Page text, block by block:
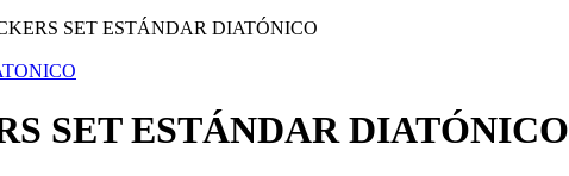
SET ESTÁNDAR DIATÓNICO
SET ESTÁNDAR DIATÓNICO